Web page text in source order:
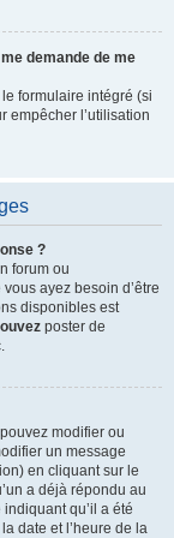
demande de me
formulaire intégré (si
empêcher l’utilisation
?
forum ou
ayez besoin d’être
disponibles est
poster de
modifier ou
un message
en cliquant sur le
a déjà répondu au
qu’il a été
date et l’heure de la